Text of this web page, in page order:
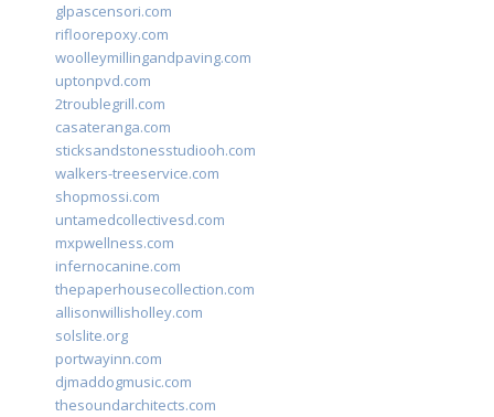
glpascensori.com
rifloorepoxy.com
woolleymillingandpaving.com
uptonpvd.com
2troublegrill.com
casateranga.com
sticksandstonesstudiooh.com
walkers-treeservice.com
shopmossi.com
untamedcollectivesd.com
mxpwellness.com
infernocanine.com
thepaperhousecollection.com
allisonwillisholley.com
solslite.org
portwayinn.com
djmaddogmusic.com
thesoundarchitects.com